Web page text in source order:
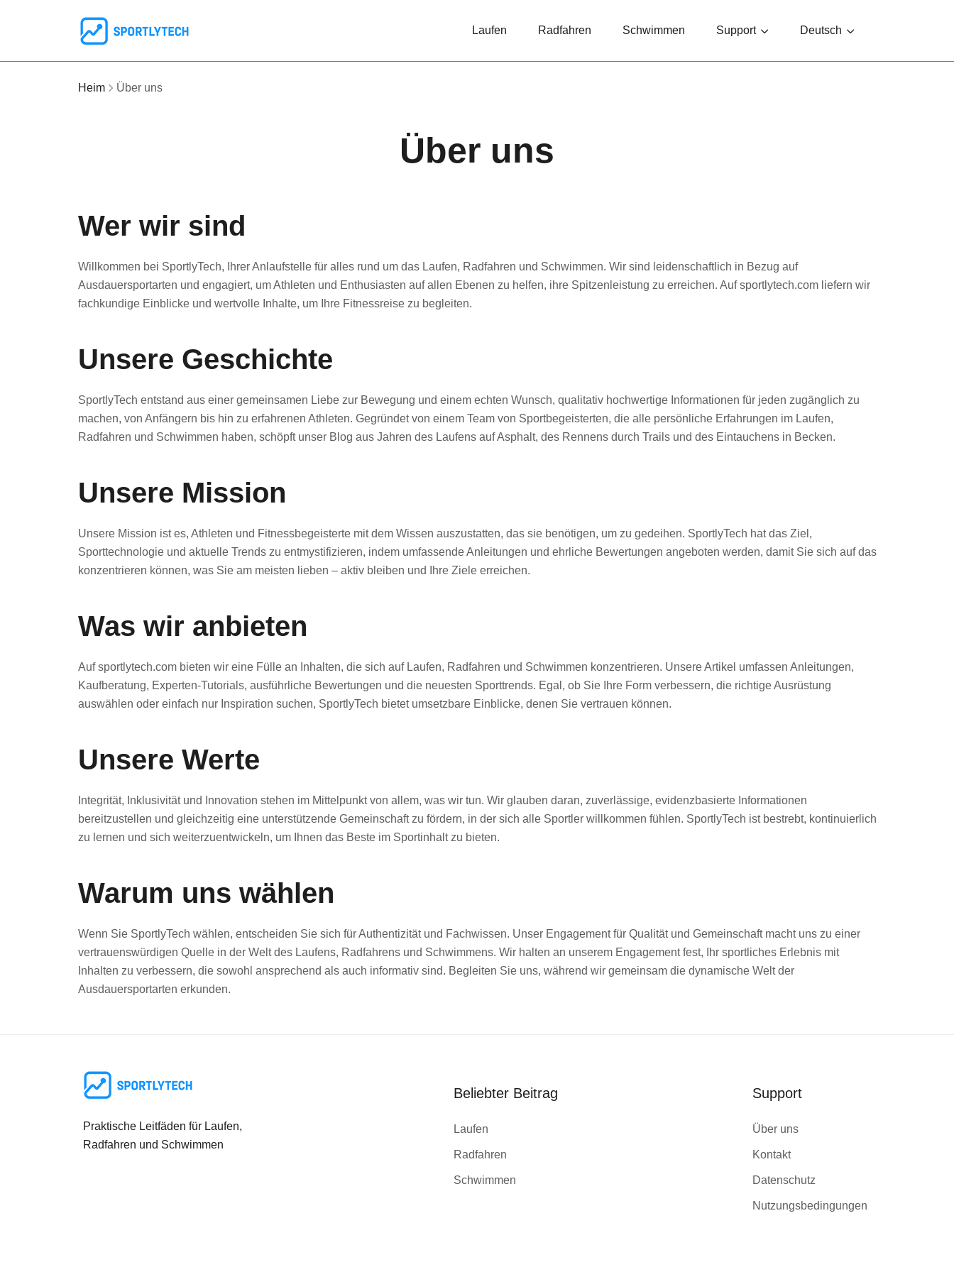
Laufen Radfahren Schwimmen Support Deutsch
Heim Über uns
Über uns
Wer wir sind
Willkommen bei SportlyTech, Ihrer Anlaufstelle für alles rund um das Laufen, Radfahren und Schwimmen. Wir sind leidenschaftlich in Bezug auf
Ausdauersportarten und engagiert, um Athleten und Enthusiasten auf allen Ebenen zu helfen, ihre Spitzenleistung zu erreichen. Auf sportlytech.com liefern wir
fachkundige Einblicke und wertvolle Inhalte, um Ihre Fitnessreise zu begleiten.
Unsere Geschichte
SportlyTech entstand aus einer gemeinsamen Liebe zur Bewegung und einem echten Wunsch, qualitativ hochwertige Informationen für jeden zugänglich zu
machen, von Anfängern bis hin zu erfahrenen Athleten. Gegründet von einem Team von Sportbegeisterten, die alle persönliche Erfahrungen im Laufen,
Radfahren und Schwimmen haben, schöpft unser Blog aus Jahren des Laufens auf Asphalt, des Rennens durch Trails und des Eintauchens in Becken.
Unsere Mission
Unsere Mission ist es, Athleten und Fitnessbegeisterte mit dem Wissen auszustatten, das sie benötigen, um zu gedeihen. SportlyTech hat das Ziel,
Sporttechnologie und aktuelle Trends zu entmystifizieren, indem umfassende Anleitungen und ehrliche Bewertungen angeboten werden, damit Sie sich auf das
konzentrieren können, was Sie am meisten lieben – aktiv bleiben und Ihre Ziele erreichen.
Was wir anbieten
Auf sportlytech.com bieten wir eine Fülle an Inhalten, die sich auf Laufen, Radfahren und Schwimmen konzentrieren. Unsere Artikel umfassen Anleitungen,
Kaufberatung, Experten-Tutorials, ausführliche Bewertungen und die neuesten Sporttrends. Egal, ob Sie Ihre Form verbessern, die richtige Ausrüstung
auswählen oder einfach nur Inspiration suchen, SportlyTech bietet umsetzbare Einblicke, denen Sie vertrauen können.
Unsere Werte
Integrität, Inklusivität und Innovation stehen im Mittelpunkt von allem, was wir tun. Wir glauben daran, zuverlässige, evidenzbasierte Informationen
bereitzustellen und gleichzeitig eine unterstützende Gemeinschaft zu fördern, in der sich alle Sportler willkommen fühlen. SportlyTech ist bestrebt, kontinuierlich
zu lernen und sich weiterzuentwickeln, um Ihnen das Beste im Sportinhalt zu bieten.
Warum uns wählen
Wenn Sie SportlyTech wählen, entscheiden Sie sich für Authentizität und Fachwissen. Unser Engagement für Qualität und Gemeinschaft macht uns zu einer
vertrauenswürdigen Quelle in der Welt des Laufens, Radfahrens und Schwimmens. Wir halten an unserem Engagement fest, Ihr sportliches Erlebnis mit
Inhalten zu verbessern, die sowohl ansprechend als auch informativ sind. Begleiten Sie uns, während wir gemeinsam die dynamische Welt der
Ausdauersportarten erkunden.
Praktische Leitfäden für Laufen,
Radfahren und Schwimmen
Beliebter Beitrag
Laufen
Radfahren
Schwimmen
Support
Über uns
Kontakt
Datenschutz
Nutzungsbedingungen